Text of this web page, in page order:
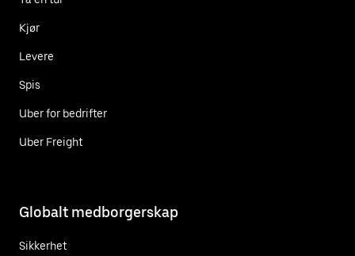
Kjør
Levere
Spis
Uber for bedrifter
Uber Freight
Globalt medborgerskap
Sikkerhet